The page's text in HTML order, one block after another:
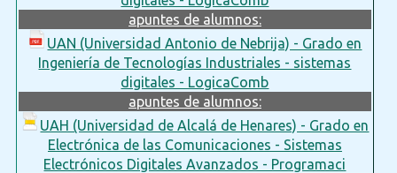
apuntes de alumnos:
UAN (Universidad Antonio de Nebrija) - Grado en
Ingeniería de Tecnologías Industriales - sistemas
digitales - LogicaComb
apuntes de alumnos:
UAH (Universidad de Alcalá de Henares) - Grado en
Electrónica de las Comunicaciones - Sistemas
Electrónicos Digitales Avanzados - Programaci